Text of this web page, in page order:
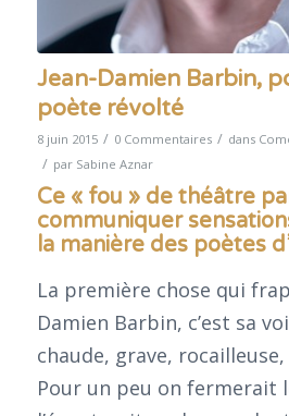
Jean-Damien Barbin,
poète révolté
8 juin 2015 / 0 Commentaires / dans
/ par Sabine Aznar
Ce « fou » de théâtre
communiquer
la manière des poètes
La première chose qui
Damien Barbin, c’est sa
chaude, grave,
Pour un peu on fermerait